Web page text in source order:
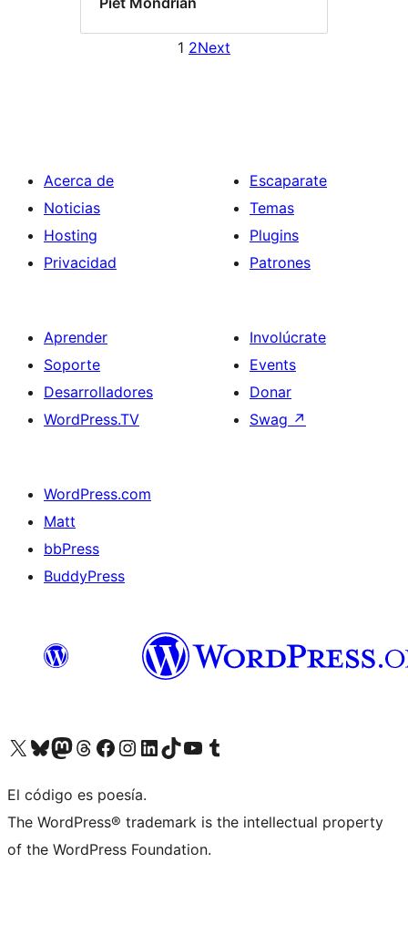
1 2Next
Acerca de
Noticias
Hosting
Privacidad
Escaparate
Temas
Plugins
Patrones
Aprender
Soporte
Desarrolladores
WordPress.TV
Involúcrate
Events
Donar
Swag ↗
WordPress.com
Matt
bbPress
BuddyPress
Visit our X (formerly Twitter) account
Visit our Bluesky account
Visita nuestra cuenta de Twitter
Visit our Threads account
Visita nuestra página de Facebook
Visite nuestra cuenta de Instagram
Visit our LinkedIn account
Visit our TikTok account
Visit our YouTube channel
Visit our Tumblr account
El código es poesía.
The WordPress® trademark is the intellectual property
of the WordPress Foundation.